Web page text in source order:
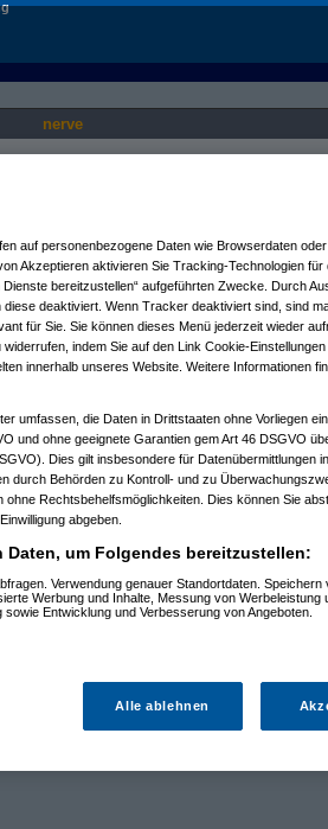
nerve
auf personenbezogene Daten wie Browserdaten
Akzeptieren aktivieren Sie Tracking-Technologien für
bereitzustellen“ aufgeführten Zwecke. Durch
deaktiviert. Wenn Tracker deaktiviert sind, sind
für Sie. Sie können dieses Menü jederzeit wieder
indem Sie auf den Link Cookie-
innerhalb unseres Website. Weitere Informationen
umfassen, die Daten in Drittstaaten ohne Vorliegen
und ohne geeignete Garantien gem Art 46 DSGVO
Dies gilt insbesondere für Datenübermittlungen
durch Behörden zu Kontroll- und zu
Rechtsbehelfsmöglichkeiten. Dies können Sie
abgeben.
Daten, um Folgendes bereitzustellen:
Verwendung genauer Standortdaten. Speichern
Werbung und Inhalte, Messung von Werbeleistung
Entwicklung und Verbesserung von Angeboten.
Alle ablehnen